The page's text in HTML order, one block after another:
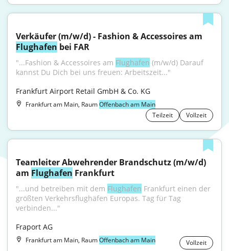
Flughafen bei FAR
"...Fashion & Accessoires am Flughafen (m/w/d) Darauf
kannst Du Dich bei uns freuen: Arbeitszeit..."
Frankfurt Airport Retail GmbH & Co. KG
Frankfurt am Main, RaumOffenbach am Main
Teilzeit
Vollzeit
Teamleiter Abwehrender Brandschutz (m/w/d)
am Flughafen Frankfurt
"...und betreiben mit dem Flughafen Frankfurt einen der
größten Verkehrsflughäfen Europas. Tag für Tag
verbinden..."
Fraport AG
Frankfurt am Main, RaumOffenbach am Main Vollzeit